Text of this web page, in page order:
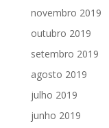
novembro 2019
outubro 2019
setembro 2019
agosto 2019
julho 2019
junho 2019